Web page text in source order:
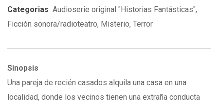
Categorias Audioserie original "Historias Fantásticas",
Ficción sonora/radioteatro, Misterio, Terror
Sinopsis
Una pareja de recién casados alquila una casa en una
localidad, donde los vecinos tienen una extraña conducta